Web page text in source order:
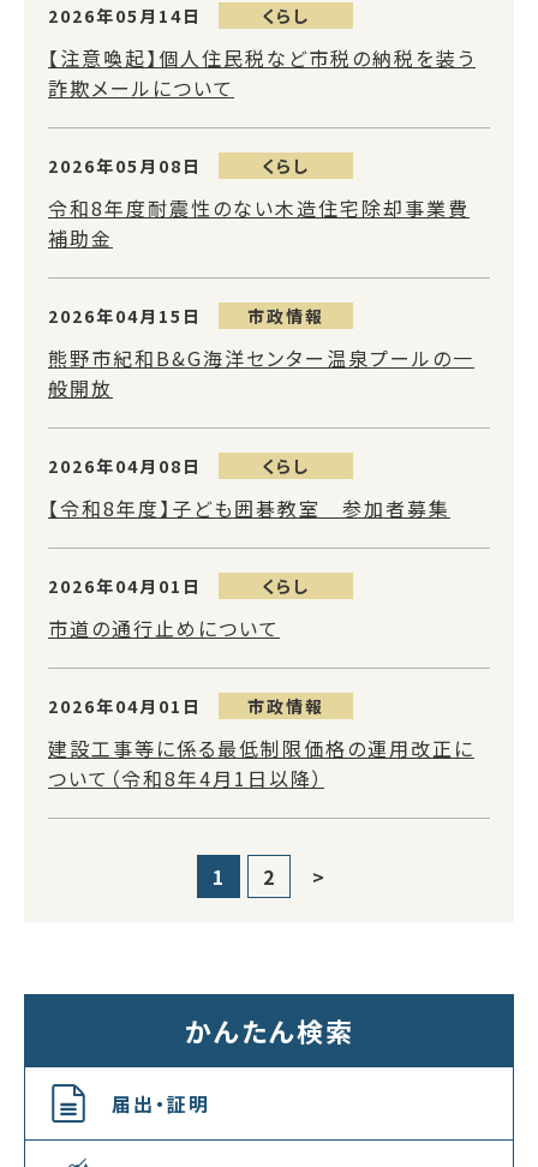
2026年05月14日 くらし
【注意喚起】個人住民税など市税の納税を装う
詐欺メールについて
2026年05月08日 くらし
令和8年度耐震性のない木造住宅除却事業費
補助金
2026年04月15日 市政情報
熊野市紀和B&G海洋センター温泉プールの一
般開放
2026年04月08日 くらし
【令和8年度】子ども囲碁教室 参加者募集
2026年04月01日 くらし
市道の通行止めについて
2026年04月01日 市政情報
建設工事等に係る最低制限価格の運用改正に
ついて（令和8年4月1日以降）
1 2 >
かんたん検索
届出・証明